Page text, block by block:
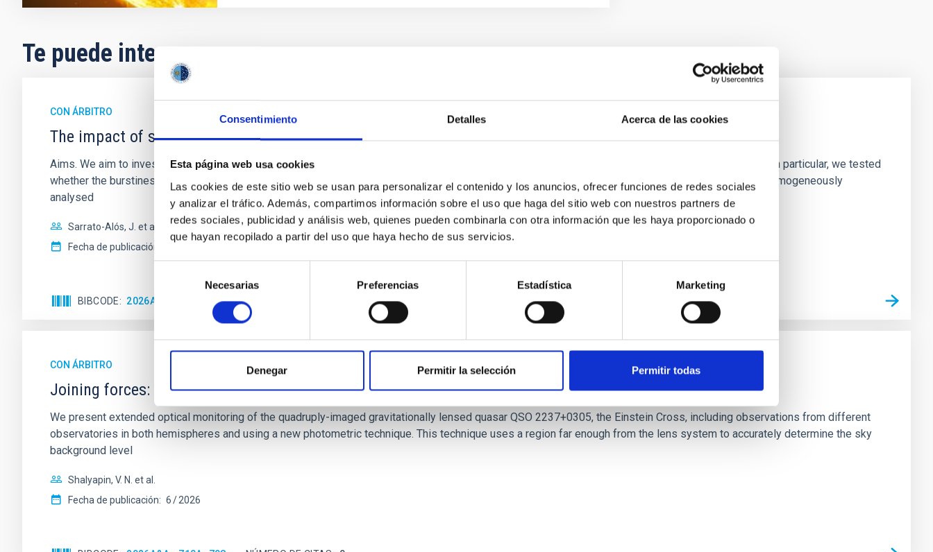
Consentimiento Detalles Acerca de las cookies
Esta página web usa cookies
Las cookies de este sitio web se usan para personalizar el contenido y los anuncios, ofrecer funciones de redes sociales
y analizar el tráfico. Además, compartimos información sobre el uso que haga del sitio web con nuestros partners de
redes sociales, publicidad y análisis web, quienes pueden combinarla con otra información que les haya proporcionado o
que hayan recopilado a partir del uso que haya hecho de sus servicios.
consentimiento
Necesarias Preferencias Estadística Marketing
Denegar Permitir la selección Permitir todas
Te puede interesar
CON ÁRBITRO
The impact of star formation histories on the inner dark matter density slopes of galaxies
Aims. We aim to investigate the connection between star formation histories (SFHs) and the inner dark matter density profiles of simulated galaxies. In particular, we tested
whether the burstiness and temporal distribution of star formation influence the formation of cored versus cuspy dark matter profiles. Methods. We homogeneously
analysed
Sarrato-Alós, J. et al.
Fecha de publicación:
BIBCODE 2026A&A...710A..95S NÚMERO DE CITAS
CON ÁRBITRO
Joining forces: 30 years of optical monitoring of the Einstein Cross
We present extended optical monitoring of the quadruply-imaged gravitationally lensed quasar QSO 2237+0305, the Einstein Cross, including observations from different
observatories in both hemispheres and using a new photometric technique. This technique uses a region far enough from the lens system to accurately determine the sky
background level
Shalyapin, V. N. et al.
Fecha de publicación: 6 2026